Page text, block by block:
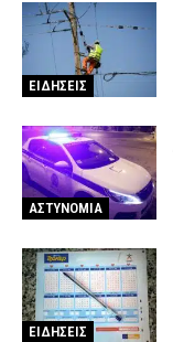
ΕΙΔΗΣΕΙΣ
ΑΣΤΥΝΟΜΙΑ
ΕΙΔΗΣΕΙΣ